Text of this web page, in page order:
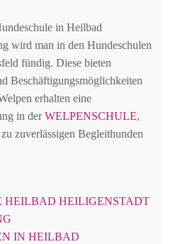
in Heilbad
wird man in den Hundeschulen
fündig. Diese bieten
Beschäftigungsmöglichkeiten
erhalten eine
in derWELPENSCHULE,
zuverlässigen Begleithunden
HEILBAD HEILIGENSTADT
IN HEILBAD